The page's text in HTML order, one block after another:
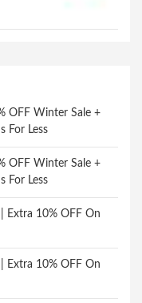
OFF Winter Sale +
For Less
OFF Winter Sale +
For Less
Extra 10% OFF On
Extra 10% OFF On